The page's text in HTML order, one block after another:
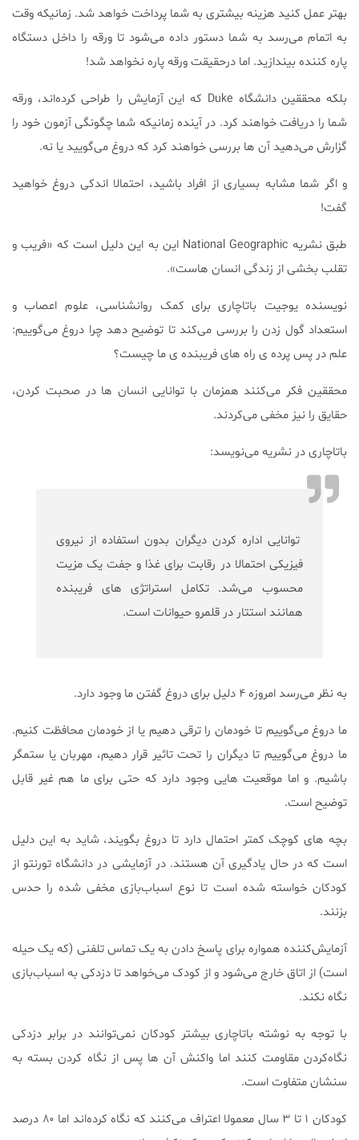
بهتر عمل کنید هزینه بیشتری به شما پرداخت خواهد شد. زمانیکه وقت
به اتمام می‌رسد به شما دستور داده ‌می‌شود تا ورقه را داخل دستگاه
پاره کننده بیندازید. اما درحقیقت ورقه پاره نخواهد شد!
بلکه محققین دانشگاه Duke که این آزمایش را طراحی کرده‌اند، ورقه
شما را دریافت خواهند کرد. در آینده زمانیکه شما چگونگی آزمون خود را
گزارش می‌دهید آن ها بررسی خواهند کرد که دروغ می‌گویید یا نه.
و اگر شما مشابه بسیاری از افراد باشید، احتمالا اندکی دروغ خواهید
گفت!
طبق نشریه National Geographic این به این دلیل است که «فریب و
تقلب بخشی از زندگی انسان هاست».
نویسنده یوجیت باتاچاری برای کمک روانشناسی، علوم اعصاب و
استعداد گول زدن را بررسی می‌کند تا توضیح دهد چرا دروغ می‌گوییم:
علم در پس پرده ی راه های فریبنده ی ما چیست؟
محققین فکر می‌کنند همزمان با توانایی انسان ها در صحبت کردن،
حقایق را نیز مخفی می‌کردند.
باتاچاری در نشریه می‌نویسد:
توانایی اداره کردن دیگران بدون استفاده از نیروی
فیزیکی احتمالا در رقابت برای غذا و جفت یک مزیت
محسوب می‌شد. تکامل استراتژی های فریبنده
همانند استتار در قلمرو حیوانات است.
به نظر می‌رسد امروزه ۴ دلیل برای دروغ گفتن ما وجود دارد.
ما دروغ می‌گوییم تا خودمان را ترقی دهیم یا از خودمان محافظت کنیم.
ما دروغ می‌گوییم تا دیگران را تحت تاثیر قرار دهیم، مهربان یا ستمگر
باشیم. و اما موقعیت هایی وجود دارد که حتی برای ما هم غیر قابل
توضیح است.
بچه های کوچک کمتر احتمال دارد تا دروغ بگویند، شاید به این دلیل
است که در حال یادگیری آن هستند. در آزمایشی در دانشگاه تورنتو از
کودکان خواسته شده است تا نوع اسباب‌بازی مخفی شده را حدس
بزنند.
آزمایش‌کننده همواره برای پاسخ دادن به یک تماس تلفنی (که یک حیله
است) از اتاق خارج می‌شود و از کودک می‌خواهد تا دزدکی به اسباب‌بازی
نگاه نکند.
با توجه به نوشته باتاچاری بیشتر کودکان نمی‌توانند در برابر دزدکی
نگاه‌کردن مقاومت کنند اما واکنش آن ها پس از نگاه کردن بسته به
سنشان متفاوت است.
کودکان ۱ تا ۳ سال معمولا اعتراف می‌کنند که نگاه کرده‌اند اما ۸۰ درصد